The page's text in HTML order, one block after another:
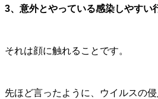
3、意外とやっている感染しやすい
それは顔に触れることです。
先ほど言ったように、ウイルスの